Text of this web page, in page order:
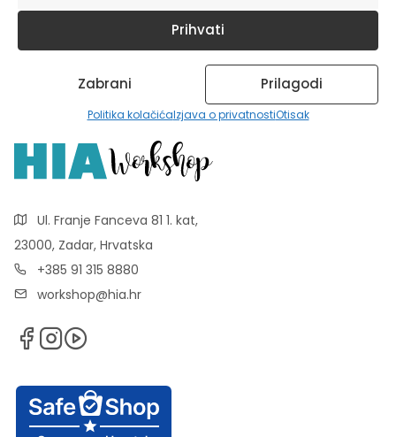
Prihvati
Zabrani Prilagodi
Politika kolačićaIzjava o privatnostiOtisak
Ul. Franje Fanceva 81 1. kat,
23000, Zadar, Hrvatska
+385 91 315 8880
workshop@hia.hr